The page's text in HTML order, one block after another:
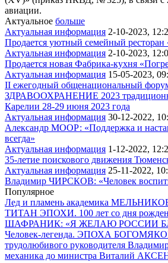
авиации.
Актуальное больше
Актуальная информация 2-10-2023,
Продается уютный семейный ресторан
Актуальная информация 2-10-2023,
Продается новая Фабрика-кухня
Актуальная информация 15-05-2023,
II ежегодный общенациональный
ЗДРАВООХРАНЕНИЕ 2023
Карелии 28-29 июня 2023 года
Актуальная информация 30-12-2022,
Александр МООР: «Поддержка и
всегда»
Актуальная информация 1-12-2022,
35-летие поискового движения
Актуальная информация 25-11-2022,
Владимир ЧИРСКОВ: «Человек
Популярное
Лед и пламень академика
ТИТАН ЭПОХИ. 100 лет со дня
ШАФРАНИК: «Я ЖЕЛАЮ РОССИИ
Человек-легенда. ЭПОХА
трудолюбивого руководителя
механика до министра Виталий